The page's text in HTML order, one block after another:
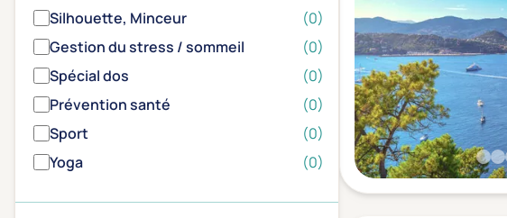
Silhouette, Minceur
(0)
Gestion du stress / sommeil
(0)
Spécial dos
(0)
Prévention santé
(0)
Sport
(0)
Yoga
(0)